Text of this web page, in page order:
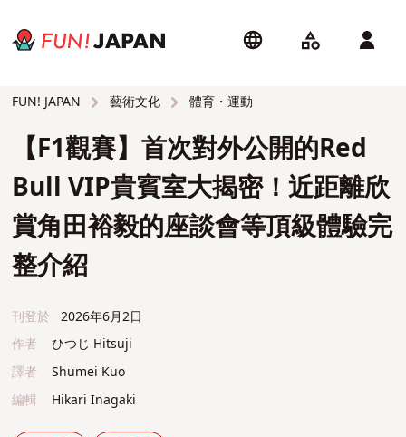
FUN! JAPAN 藝術文化 體育・運動
【F1觀賽】首次對外公開的Red
Bull VIP貴賓室大揭密！近距離欣
賞角田裕毅的座談會等頂級體驗完
整介紹
刊登於
2026年6月2日
作者
ひつじ Hitsuji
譯者
Shumei Kuo
編輯
Hikari Inagaki